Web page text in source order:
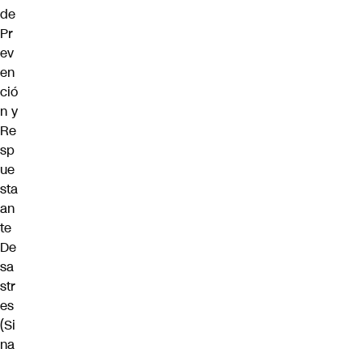
de
Pr
ev
en
ció
n y
Re
sp
ue
sta
an
te
De
sa
str
es
(Si
na